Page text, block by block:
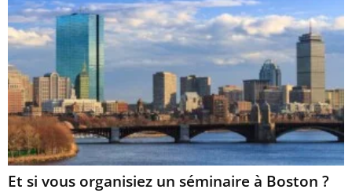
Et si vous organisiez un séminaire à Boston ?